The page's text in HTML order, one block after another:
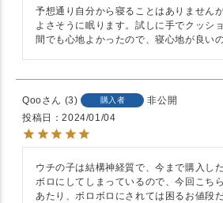
予想通り自分から寝ることはありません
よさそうに眠ります。試しに手でクッシ
間でも心地よかったので、寝心地が良い
Qoo 3 購入者
非公開
投稿日
2024/01/04
ウチの子は結構神経質で、今まで購入し
ボロにしてしまっているので、今回こち
あたり、ボロボロにされては困るお値段